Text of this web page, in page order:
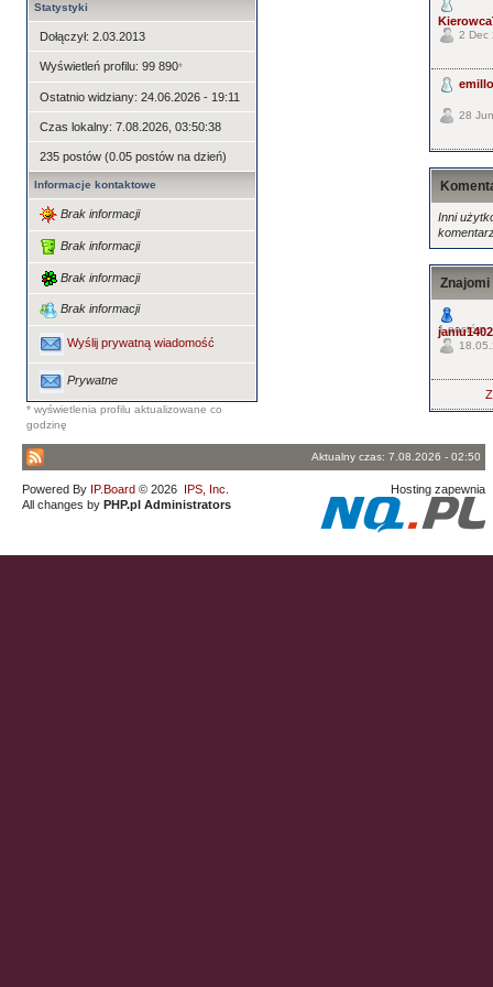
Statystyki
Dołączył: 2.03.2013
Wyświetleń profilu: 99 890*
Ostatnio widziany: 24.06.2026 - 19:11
Czas lokalny: 7.08.2026, 03:50:38
235 postów (0.05 postów na dzień)
Informacje kontaktowe
Brak informacji
Brak informacji
Brak informacji
Brak informacji
Wyślij prywatną wiadomość
Prywatne
* wyświetlenia profilu aktualizowane co
godzinę
2 Dec
28
Inni
Znajomi
janiu1402
1 postów
Aktualny czas: 7.08.2026 - 02:50
Powered By IP.Board © 2026 IPS, Inc
All changes by PHP.pl Administrators
Hosting zapewnia